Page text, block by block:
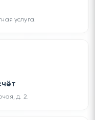
услуга.
д. 2.